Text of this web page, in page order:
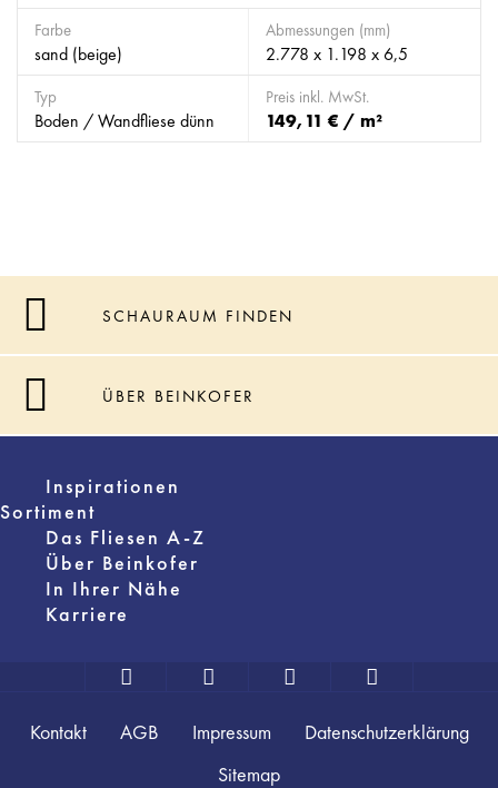
Farbe
sand (beige)
Abmessungen (mm)
2.778 x 1.198 x 6,5
Typ
Boden / Wandfliese dünn
Preis inkl. MwSt.
149,11 € / m²
SCHAURAUM FINDEN
ÜBER BEINKOFER
Inspirationen
Sortiment
Das Fliesen A-Z
Über Beinkofer
In Ihrer Nähe
Karriere
Kontakt AGB Impressum
Datenschutzerklärung
Sitemap